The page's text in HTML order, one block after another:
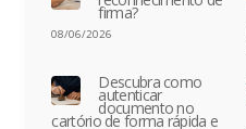
firma?
08/06/2026
Descubra como
autenticar
documento no
cartório de forma rápida e